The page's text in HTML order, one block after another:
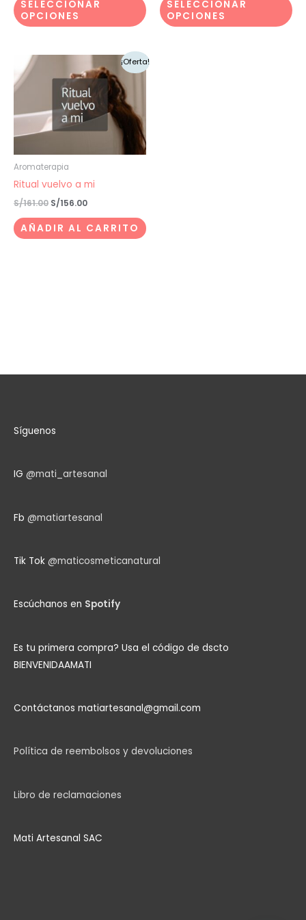
SELECCIONAR
OPCIONES
la
página
producto
SELECCIONAR
OPCIONES
la
¡Oferta!
Aromaterapia
Ritual vuelvo a mi
S/161.00
original
era:
S/161.00.
S/156.00
precio
actual
es:
S/156.00.
AÑADIR AL CARRITO
Síguenos
IG @mati_artesanal
Fb @matiartesanal
Tik Tok @maticosmeticanatural
Escúchanos en Spotify
Es tu primera compra? Usa el código de dscto
BIENVENIDAAMATI
Contáctanos matiartesanal@gmail.com
Política de reembolsos y devoluciones
Libro de reclamaciones
Mati Artesanal SAC